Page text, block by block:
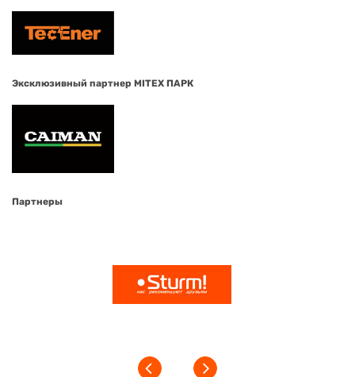
Эксклюзивный партнер MITEX ПАРК
Партнеры